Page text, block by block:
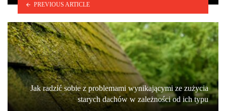
PREVIOUS ARTICLE
Jak radzić sobie z problemami wynikającymi ze zużycia
starych dachów w zależności od ich typu